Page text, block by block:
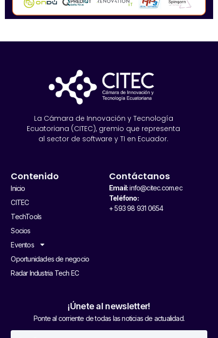
La Cámara de Innovación y Tecnología
Ecuatoriana (CITEC), gremio que representa
al sector de software y TI en Ecuador.
Contenido
Inicio
CITEC
TechTools
Socios
Eventos
Oportunidades de negocio
Radar Industria Tech EC
Contáctanos
Email:info@citec.com.ec
Teléfono:
+ 593 98 931 0654
¡Únete al newsletter!
Ponte al corriente de todas las noticias de actualidad.